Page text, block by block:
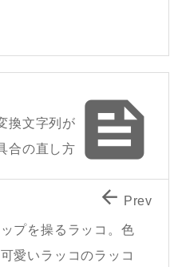

換文字列が
合の直し方
プを操るラッコ。色
愛いラッコのラッコ
 Prev